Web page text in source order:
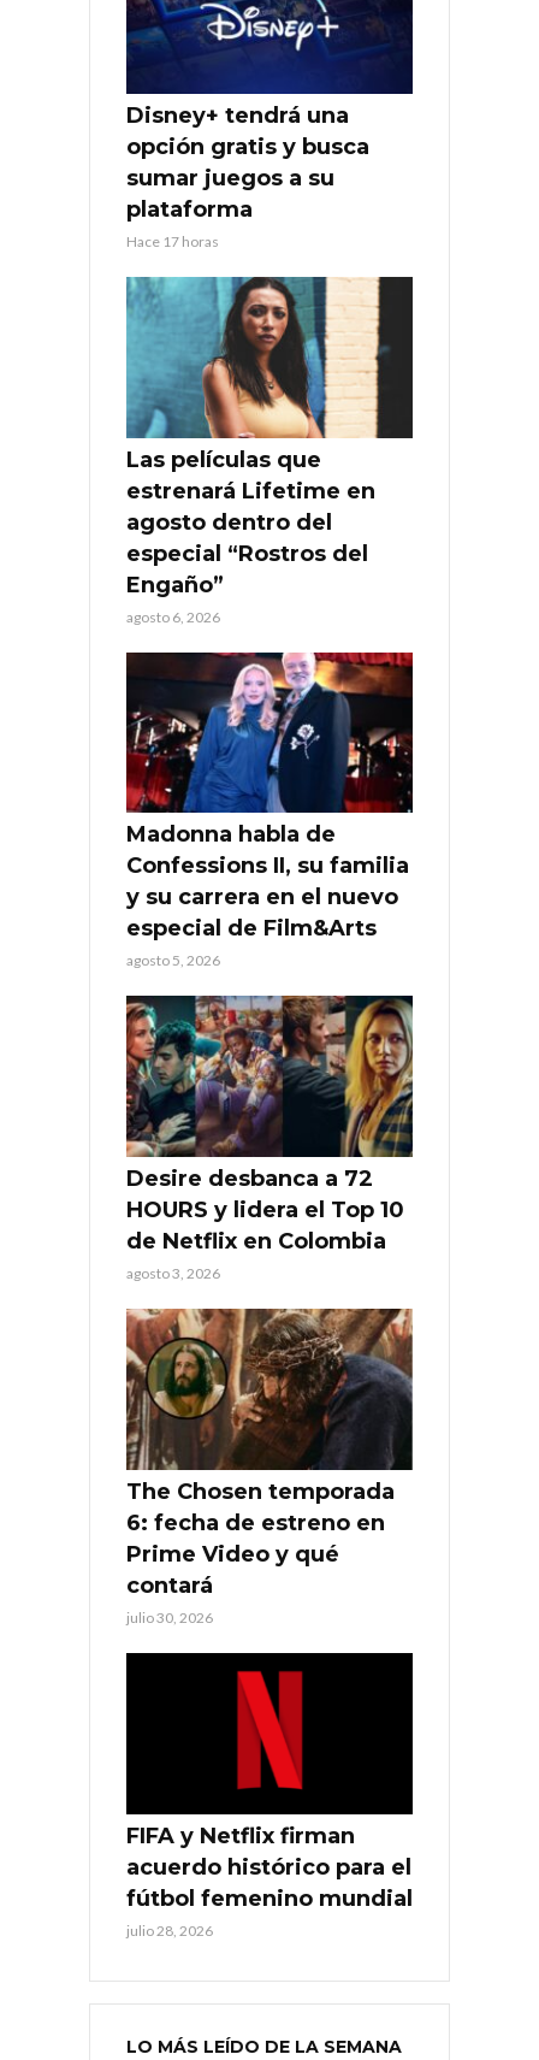
Disney+ tendrá una
opción gratis y busca
sumar juegos a su
plataforma
Hace 17 horas
Las películas que
estrenará Lifetime en
agosto dentro del
especial “Rostros del
Engaño”
agosto 6, 2026
Madonna habla de
Confessions II, su familia
y su carrera en el nuevo
especial de Film&Arts
agosto 5, 2026
Desire desbanca a 72
HOURS y lidera el Top 10
de Netflix en Colombia
agosto 3, 2026
The Chosen temporada
6: fecha de estreno en
Prime Video y qué
contará
julio 30, 2026
FIFA y Netflix firman
acuerdo histórico para el
fútbol femenino mundial
julio 28, 2026
LO MÁS LEÍDO DE LA SEMANA